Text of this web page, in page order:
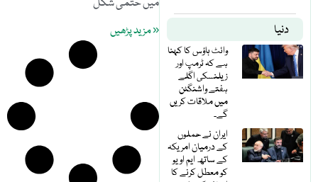
دنیا
وائٹ ہاؤس کا کہنا
ہے کہ ٹرمپ اور
زیلنسکی اگلے
ہفتے واشنگٹن
میں ملاقات کریں
گے۔
ایران نے حملوں
کے درمیان امریکہ
کے ساتھ ایم او یو
کو معطل کرنے کا
میں حتمی شکل
« مزید پڑھیں